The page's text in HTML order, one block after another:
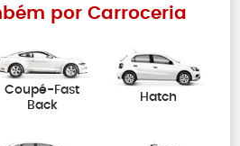
por Carroceria
Coupé-Fast
Back
Hatch